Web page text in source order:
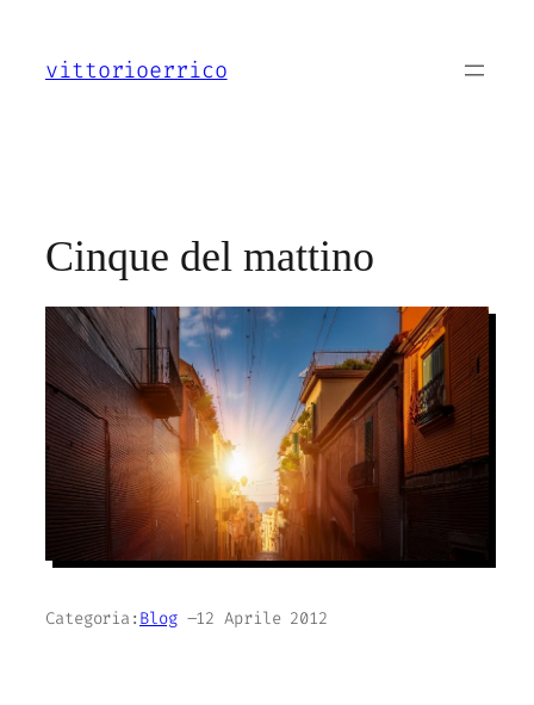
contenuto
vittorioerrico
Cinque del mattino
Categoria: Blog–12 Aprile 2012